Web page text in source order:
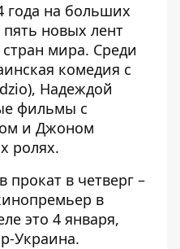
года на больших
новых лент
мира. Среди
комедия с
), Надеждой
фильмы с
и Джоном
ролях.
в четверг –
в
это 4 января,
Украина.